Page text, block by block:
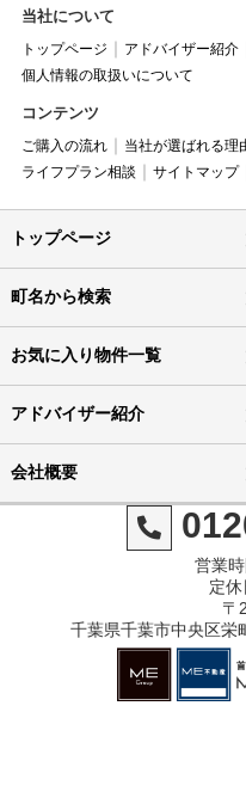
当社について
トップページ アドバイザー紹介
個人情報の取扱いについて
コンテンツ
ご購入の流れ 当社が選ばれる理
ライフプラン相談
サイトマップ
トップページ
町名から検索
お気に入り物件一覧
アドバイザー紹介
会社概要
営業
定
〒
千葉県千葉市中央区栄